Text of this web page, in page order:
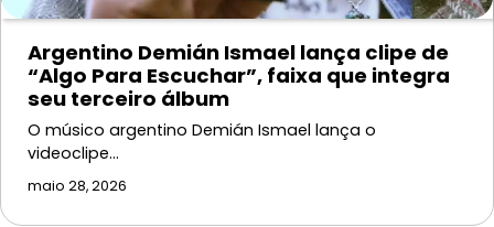
Argentino Demián Ismael lança clipe de
“Algo Para Escuchar”, faixa que integra
seu terceiro álbum
O músico argentino Demián Ismael lança o
videoclipe…
maio 28, 2026